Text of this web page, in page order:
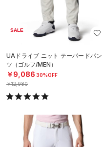
SALE
UAドライブ ニット テーパードパン
ツ（ゴルフ/MEN）
￥9,086 30%OFF
￥12,980